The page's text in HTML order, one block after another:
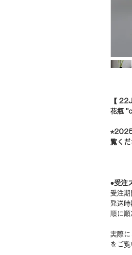
【
花瓶
覧くだ
●受注
受注
発送
順に順
実際
をご